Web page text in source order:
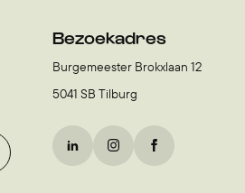
Bezoekadres
Burgemeester Brokxlaan 12
5041 SB Tilburg